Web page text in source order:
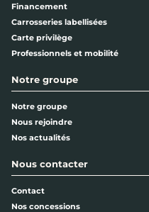
Financement
Carrosseries labellisées
Carte privilège
Professionnels et mobilité
Notre groupe
Notre groupe
Nous rejoindre
Nos actualités
Nous contacter
Contact
Nos concessions